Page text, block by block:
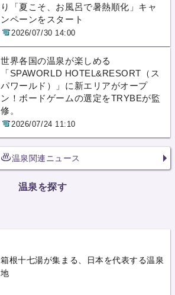
り「夏こそ、お風呂で暑熱順化」キャ
ンペーンをスタート
2026/07/30 14:00
世界各国の温泉が楽しめる
「SPAWORLD HOTEL&RESORT（ス
パワールド）」に新エリアがオープ
ン！ボードゲームの選定をTRYBEが監
修。
2026/07/24 11:10
温泉関連ニュース
温泉を探す
箱根十七湯が集まる、日本を代表する温泉
地